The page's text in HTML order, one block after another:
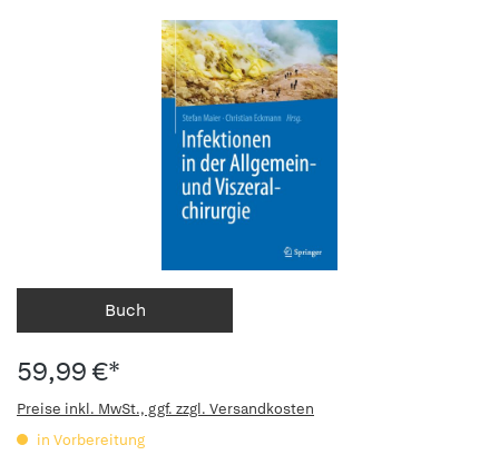
Buch
59,99 €*
Preise inkl. MwSt., ggf. zzgl. Versandkosten
in Vorbereitung